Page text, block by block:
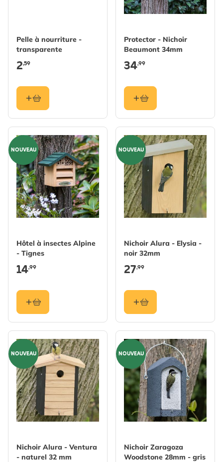
Pelle à nourriture -
transparente
2,59
Protector - Nichoir
Beaumont 34mm
34,99
NOUVEAU
Hôtel à insectes Alpine
- Tignes
14,99
NOUVEAU
Nichoir Alura - Elysia -
noir 32mm
27,99
NOUVEAU
Nichoir Alura - Ventura
- naturel 32 mm
NOUVEAU
Nichoir Zaragoza
Woodstone 28mm - gris